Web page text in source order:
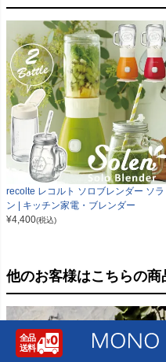
recolte レコルト ソロブレンダー ソラ
ン | キッチン家電・ブレンダー
¥4,400(税込)
他のお客様はこちらの